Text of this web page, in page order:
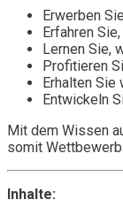
Erwerben
Erfahren
Lernen Sie,
Profitieren
Erhalten Sie
Entwickeln
Mit dem Wissen
somit
Inhalte: